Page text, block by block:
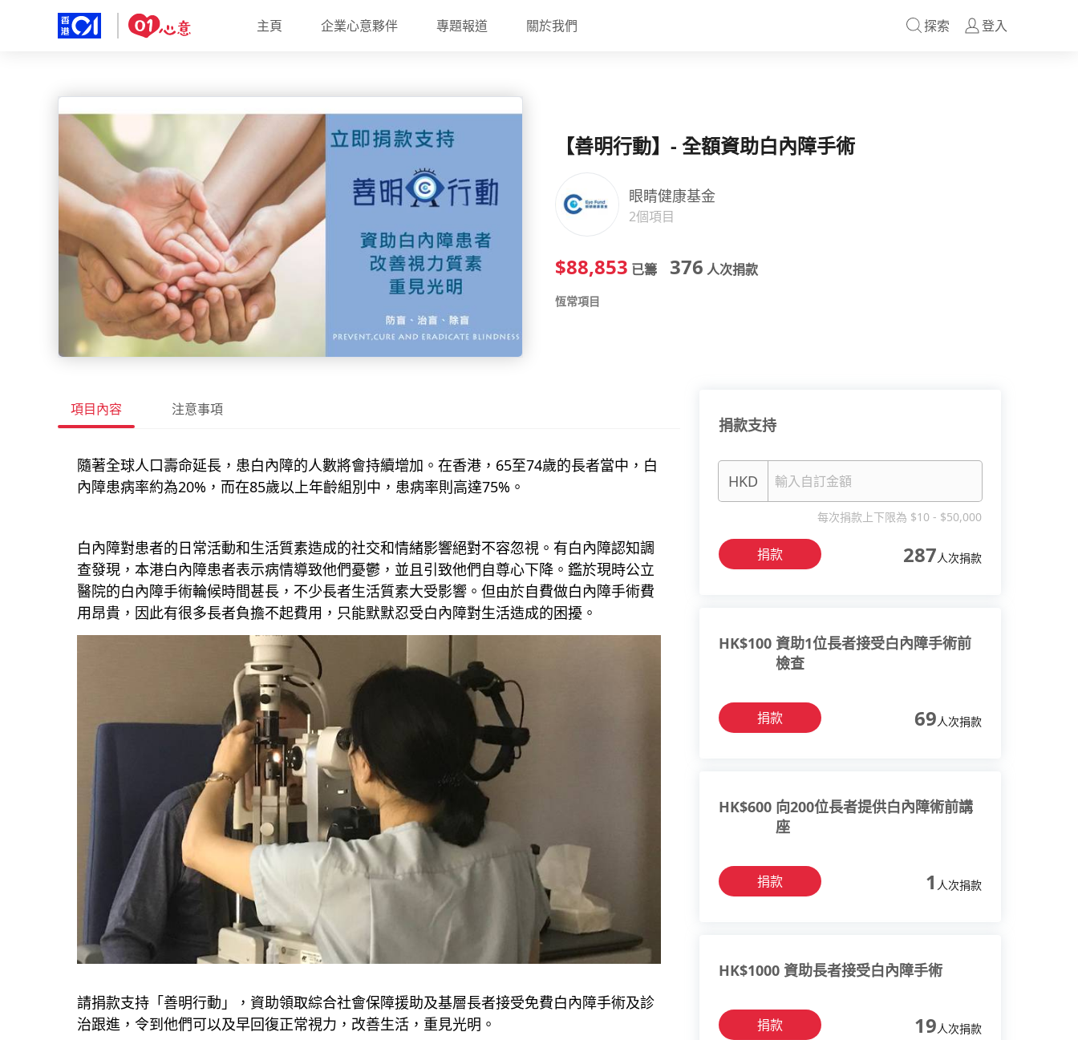
主頁 企業心意夥伴 專題報道 關於我們 探索 登入
【善明行動】- 全額資助白內障手術
眼睛健康基金
2個項目
$88,853 已籌 376 人次捐款
恆常項目
項目內容 注意事項
隨著全球人口壽命延長，患白內障的人數將會持續增加。在香港，65至74歲的長者當中，白
內障患病率約為20%，而在85歲以上年齡組別中，患病率則高達75%。
白內障對患者的日常活動和生活質素造成的社交和情緒影響絕對不容忽視。有白內障認知調
查發現，本港白內障患者表示病情導致他們憂鬱，並且引致他們自尊心下降。鑑於現時公立
醫院的白內障手術輪候時間甚長，不少長者生活質素大受影響。但由於自費做白內障手術費
用昂貴，因此有很多長者負擔不起費用，只能默默忍受白內障對生活造成的困擾。
請捐款支持「善明行動」，資助領取綜合社會保障援助及基層長者接受免費白內障手術及診
治跟進，令到他們可以及早回復正常視力，改善生活，重見光明。
捐款支持
HKD
每次捐款上下限為 $10 - $50,000
捐款 287人次捐款
HK$100 資助1位長者接受白內障手術前
檢查
捐款 69人次捐款
HK$600 向200位長者提供白內障術前講
座
捐款 1 人次捐款
HK$1000 資助長者接受白內障手術
捐款 19人次捐款